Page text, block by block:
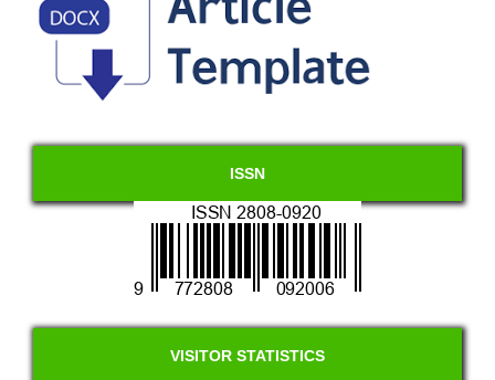
ISSN
VISITOR STATISTICS